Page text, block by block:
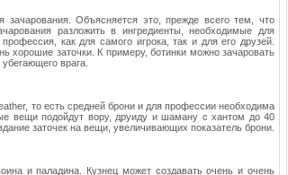
Объясняется это, прежде всего тем, что
разложить в ингредиенты, необходимые для
как для самого игрока, так и для его друзей.
хорошие заточки. К примеру, ботинки можно зачаровать
врага.
то есть средней брони и для профессии необходима
вещи подойдут вору, друиду и шаману с хантом до 40
заточек на вещи, увеличивающих показатель брони.
и паладина. Кузнец может создавать очень и очень